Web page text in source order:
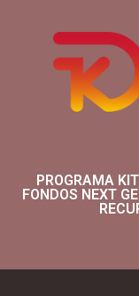
PROGRAMA
FONDOS NEXT